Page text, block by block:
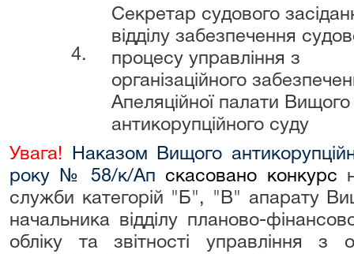
4.
Секретар судового
відділу забезпечення
процесу управління з
організаційного
Апеляційної палати Вищого
антикорупційного суду
Увага!
Наказом Вищого
року № 58/к/Ап
скасовано конкурс
служби категорій "Б", "В" апарату
начальника відділу планово-
обліку та звітності управління з